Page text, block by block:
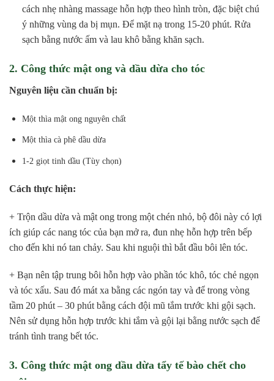
cách nhẹ nhàng massage hỗn hợp theo hình tròn, đặc biệt chú
ý những vùng da bị mụn. Để mặt nạ trong 15-20 phút. Rửa
sạch bằng nước ấm và lau khô bằng khăn sạch.
2. Công thức mật ong và dầu dừa cho tóc
Nguyên liệu cần chuẩn bị:
Một thìa mật ong nguyên chất
Một thìa cà phê dầu dừa
1-2 giọt tinh dầu (Tùy chọn)
Cách thực hiện:
+ Trộn dầu dừa và mật ong trong một chén nhỏ, bộ đôi này có lợi
ích giúp các nang tóc của bạn mở ra, đun nhẹ hỗn hợp trên bếp
cho đến khi nó tan chảy. Sau khi nguội thì bắt đầu bôi lên tóc.
+ Bạn nên tập trung bôi hỗn hợp vào phần tóc khô, tóc chẻ ngọn
và tóc xấu. Sau đó mát xa bằng các ngón tay và để trong vòng
tầm 20 phút – 30 phút bằng cách đội mũ tắm trước khi gội sạch.
Nên sử dụng hỗn hợp trước khi tắm và gội lại bằng nước sạch để
tránh tình trang bết tóc.
3. Công thức mật ong dầu dừa tẩy tế bào chết cho